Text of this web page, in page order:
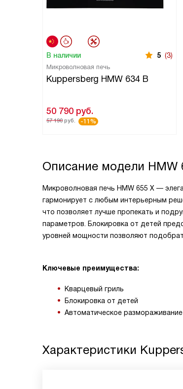
В наличии 5 (3)
Микроволновая печь
Kuppersberg HMW 634 B
50 790 руб.
57 190 руб. -11%
Описание модели HMW
Микроволновая печь HMW 655 X —
гармонирует с любым интерьерным
что позволяет лучше пропекать и
параметров. Блокировка от детей
уровней мощности позволяют
Ключевые преимущества:
Кварцевый гриль
Блокировка от детей
Автоматическое размораживание
Характеристики